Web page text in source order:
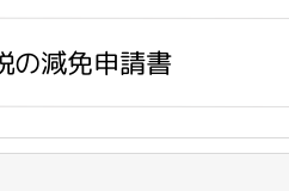
の減免申請書